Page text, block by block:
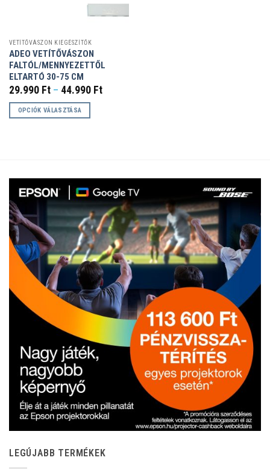
VETÍTŐVÁSZON KIEGÉSZÍTŐK
ADEO VETÍTŐVÁSZON
FALTÓL/MENNYEZETTŐL
ELTARTÓ 30-75 CM
29.990 Ft – 44.990 FtÁrtartomány:
OPCIÓK VÁLASZTÁSA
van.
A
változatok
a
termékoldalon
választhatók
LEGÚJABB TERMÉKEK